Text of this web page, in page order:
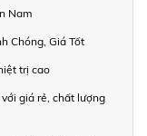
Nam
Chóng, Giá Tốt
trị cao
giá rẻ, chất lượng